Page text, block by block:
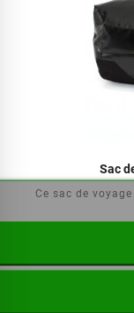
Sac
Ce sac de